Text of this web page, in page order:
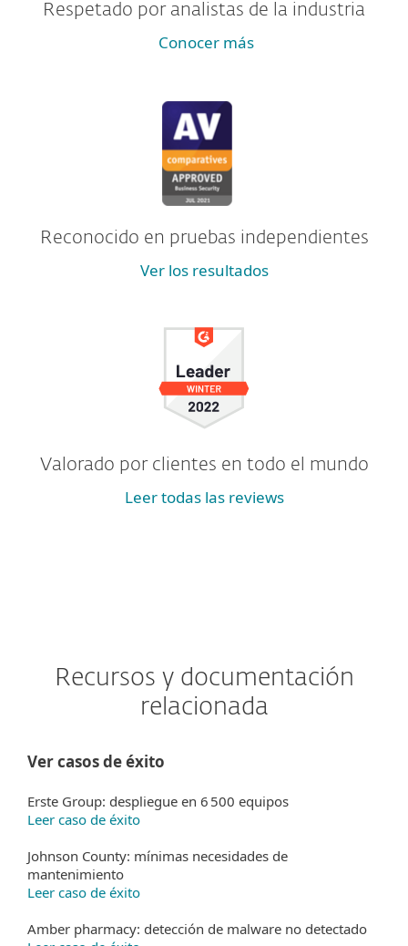
Respetado por analistas de la industria
Conocer más
Reconocido en pruebas independientes
Ver los resultados
Valorado por clientes en todo el mundo
Leer todas las reviews
Recursos y documentación
relacionada
Ver casos de éxito
Erste Group: despliegue en 6 500 equipos
Leer caso de éxito
Johnson County: mínimas necesidades de
mantenimiento
Leer caso de éxito
Amber pharmacy: detección de malware no detectado